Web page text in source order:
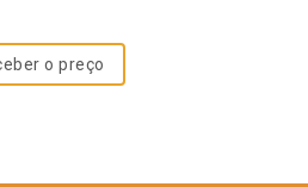
o preço